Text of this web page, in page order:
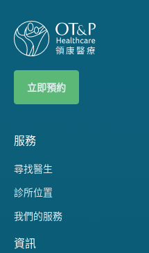
立即預約
服務
尋找醫生
診所位置
我們的服務
資訊